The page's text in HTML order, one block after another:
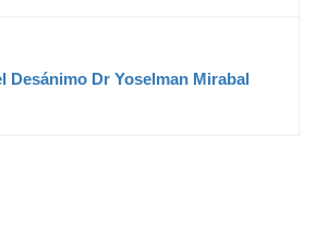
Desánimo Dr Yoselman Mirabal